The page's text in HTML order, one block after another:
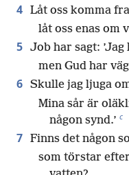
4 Låt oss komma
låt oss enas om
5 Job har sagt:
men Gud har
6 Skulle jag ljuga
Mina sår är
någon synd.’ c
7 Finns det någon
som törstar